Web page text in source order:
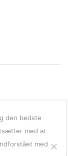
den bedste
med at
med